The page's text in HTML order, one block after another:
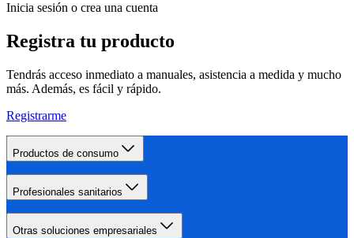
Inicia sesión o crea una cuenta
Registra tu producto
Tendrás acceso inmediato a manuales, asistencia a medida y mucho
más. Además, es fácil y rápido.
Registrarme
Productos de consumo
Profesionales sanitarios
Otras soluciones empresariales